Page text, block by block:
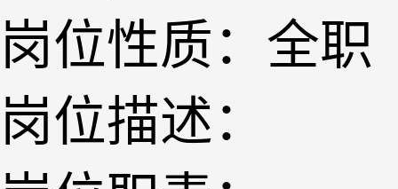
岗位性质：全职
岗位描述：